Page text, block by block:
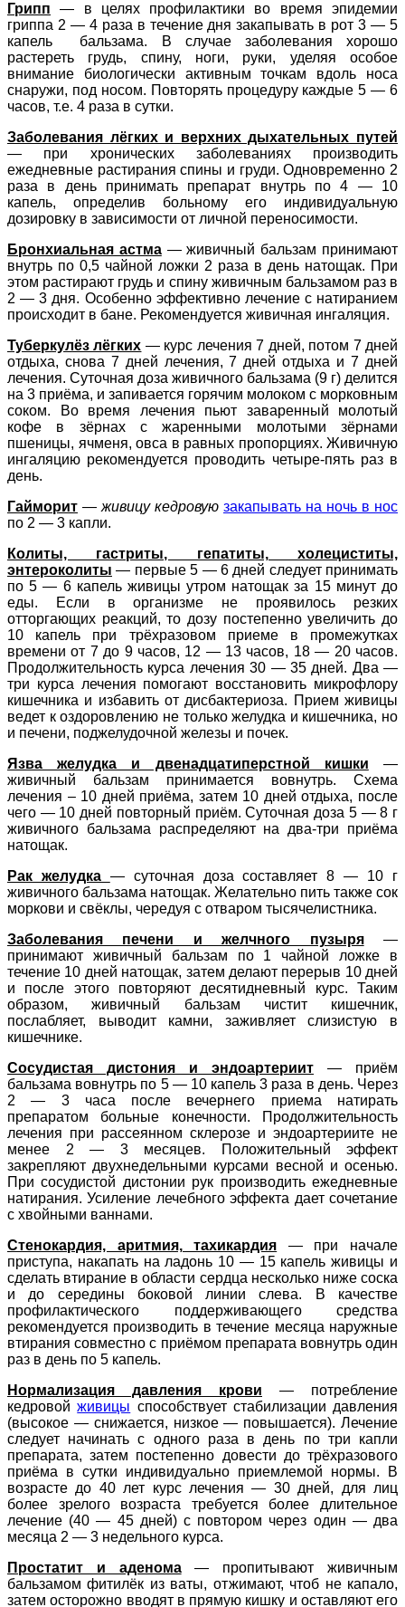
Грипп — в целях профилактики во время эпидемии
гриппа 2 — 4 раза в течение дня закапывать в рот 3 — 5
капель бальзама. В случае заболевания хорошо
растереть грудь, спину, ноги, руки, уделяя особое
внимание биологически активным точкам вдоль носа
снаружи, под носом. Повторять процедуру каждые 5 — 6
часов, т.е. 4 раза в сутки.
Заболевания лёгких и верхних дыхательных путей
— при хронических заболеваниях производить
ежедневные растирания спины и груди. Одновременно 2
раза в день принимать препарат внутрь по 4 — 10
капель, определив больному его индивидуальную
дозировку в зависимости от личной переносимости.
Бронхиальная астма— живичный бальзам принимают
внутрь по 0,5 чайной ложки 2 раза в день натощак. При
этом растирают грудь и спину живичным бальзамом раз в
2 — 3 дня. Особенно эффективно лечение с натиранием
происходит в бане. Рекомендуется живичная ингаляция.
Туберкулёз лёгких — курс лечения 7 дней, потом 7 дней
отдыха, снова 7 дней лечения, 7 дней отдыха и 7 дней
лечения. Суточная доза живичного бальзама (9 г) делится
на 3 приёма, и запивается горячим молоком с морковным
соком. Во время лечения пьют заваренный молотый
кофе в зёрнах с жаренными молотыми зёрнами
пшеницы, ячменя, овса в равных пропорциях. Живичную
ингаляцию рекомендуется проводить четыре-пять раз в
день.
Гайморит — живицу кедровую закапывать на ночь в нос
по 2 — 3 капли.
Колиты, гастриты, гепатиты, холециститы,
энтероколиты — первые 5 — 6 дней следует принимать
по 5 — 6 капель живицы утром натощак за 15 минут до
еды. Если в организме не проявилось резких
отторгающих реакций, то дозу постепенно увеличить до
10 капель при трёхразовом приеме в промежутках
времени от 7 до 9 часов, 12 — 13 часов, 18 — 20 часов.
Продолжительность курса лечения 30 — 35 дней. Два —
три курса лечения помогают восстановить микрофлору
кишечника и избавить от дисбактериоза. Прием живицы
ведет к оздоровлению не только желудка и кишечника, но
и печени, поджелудочной железы и почек.
Язва желудка и двенадцатиперстной кишки —
живичный бальзам принимается вовнутрь. Схема
лечения – 10 дней приёма, затем 10 дней отдыха, после
чего — 10 дней повторный приём. Суточная доза 5 — 8 г
живичного бальзама распределяют на два-три приёма
натощак.
Рак желудка — суточная доза составляет 8 — 10 г
живичного бальзама натощак. Желательно пить также сок
моркови и свёклы, чередуя с отваром тысячелистника.
Заболевания печени и желчного пузыря—
принимают живичный бальзам по 1 чайной ложке в
течение 10 дней натощак, затем делают перерыв 10 дней
и после этого повторяют десятидневный курс. Таким
образом, живичный бальзам чистит кишечник,
послабляет, выводит камни, заживляет слизистую в
кишечнике.
Сосудистая дистония и эндоартериит — приём
бальзама вовнутрь по 5 — 10 капель 3 раза в день. Через
2 — 3 часа после вечернего приема натирать
препаратом больные конечности. Продолжительность
лечения при рассеянном склерозе и эндоартериите не
менее 2 — 3 месяцев. Положительный эффект
закрепляют двухнедельными курсами весной и осенью.
При сосудистой дистонии рук производить ежедневные
натирания. Усиление лечебного эффекта дает сочетание
с хвойными ваннами.
Стенокардия, аритмия, тахикардия
— при начале
приступа, накапать на ладонь 10 — 15 капель живицы и
сделать втирание в области сердца несколько ниже соска
и до середины боковой линии слева. В качестве
профилактического поддерживающего средства
рекомендуется производить в течение месяца наружные
втирания совместно с приёмом препарата вовнутрь один
раз в день по 5 капель.
Нормализация давления крови — потребление
кедровойживицы способствует стабилизации давления
(высокое — снижается, низкое — повышается). Лечение
следует начинать с одного раза в день по три капли
препарата, затем постепенно довести до трёхразового
приёма в сутки индивидуально приемлемой нормы. В
возрасте до 40 лет курс лечения — 30 дней, для лиц
более зрелого возраста требуется более длительное
лечение (40 — 45 дней) с повтором через один — два
месяца 2 — 3 недельного курса.
Простатит и аденома— пропитывают живичным
бальзамом фитилёк из ваты, отжимают, чтоб не капало,
затем осторожно вводят в прямую кишку и оставляют его